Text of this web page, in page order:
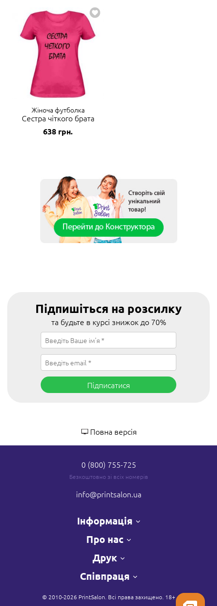
Жіноча футболка
Сестра чіткого брата
638 грн.
Підпишіться на розсилку
та будьте в курсі знижок до 70%
Підписатися
Повна версія
0 (800) 755-725
Безкоштовно зі всіх номерів
info@printsalon.ua
Інформація
Про нас
Друк
Співпраця
© 2010-2026 PrintSalon. Всі права захищено. 18+